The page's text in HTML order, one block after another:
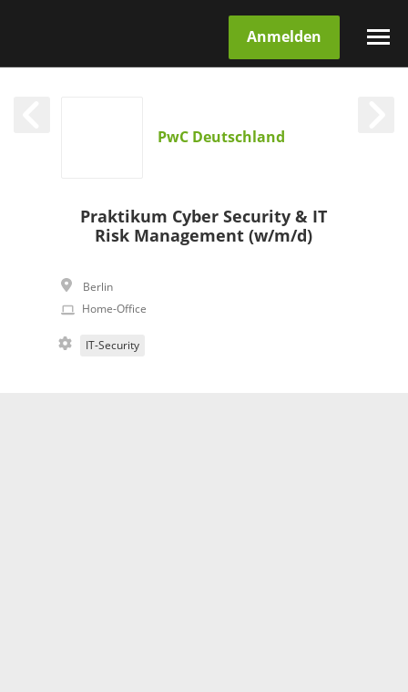
Anmelden
PwC Deutschland
Praktikum Cyber Security & IT
Risk Management (w/m/d)
Berlin
Home-Office
IT-Security